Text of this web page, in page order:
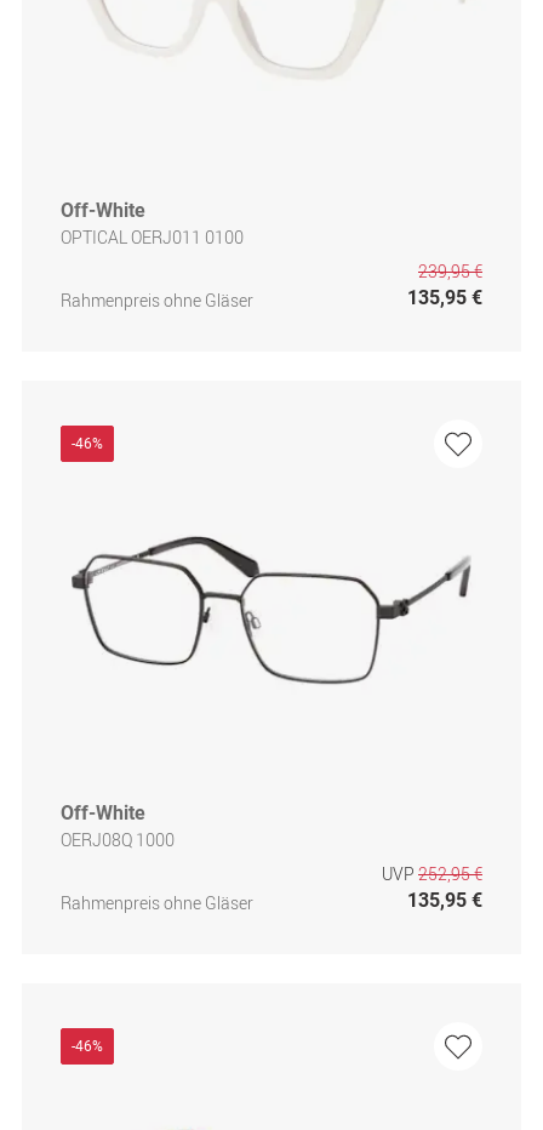
Off-White
OPTICAL OERJ011 0100
Rahmenpreis ohne Gläser
239,95 €
135,95 €
-46%
Off-White
OERJ08Q 1000
Rahmenpreis ohne Gläser
UVP 252,95 €
135,95 €
-46%